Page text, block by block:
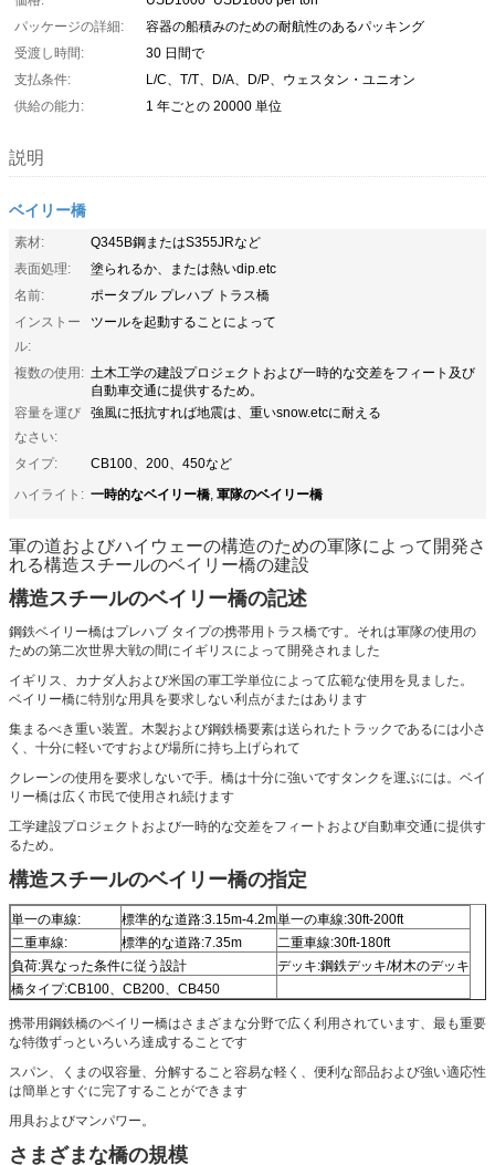
パッケージの詳細:
容器の船積みのための耐航性のあるパッキング
受渡し時間:
30 日間で
支払条件:
L/C、T/T、D/A、D/P、ウェスタン・ユニオン
供給の能力:
1 年ごとの 20000 単位
説明
ベイリー橋
素材:
Q345B鋼またはS355JRなど
表面処理:
塗られるか、または熱いdip.etc
名前:
ポータブル プレハブ トラス橋
インストー
ル:
ツールを起動することによって
複数の使用: 土木工学の建設プロジェクトおよび一時的な交差をフィート及び
自動車交通に提供するため。
容量を運び
なさい:
強風に抵抗すれば地震は、重いsnow.etcに耐える
タイプ:
CB100、200、450など
ハイライト: 一時的なベイリー橋, 軍隊のベイリー橋
軍の道およびハイウェーの構造のための軍隊によって開発さ
れる構造スチールのベイリー橋の建設
構造スチールのベイリー橋の記述
鋼鉄ベイリー橋はプレハブ タイプの携帯用トラス橋です。それは軍隊の使用の
ための第二次世界大戦の間にイギリスによって開発されました
イギリス、カナダ人および米国の軍工学単位によって広範な使用を見ました。
ベイリー橋に特別な用具を要求しない利点がまたはあります
集まるべき重い装置。木製および鋼鉄橋要素は送られたトラックであるには小さ
く、十分に軽いですおよび場所に持ち上げられて
クレーンの使用を要求しないで手。橋は十分に強いですタンクを運ぶには。ベイ
リー橋は広く市民で使用され続けます
工学建設プロジェクトおよび一時的な交差をフィートおよび自動車交通に提供す
るため。
構造スチールのベイリー橋の指定
単一の車線: 標準的な道路:3.15m-4.2m単一の車線:30ft-200ft
二重車線:
標準的な道路:7.35m
二重車線:30ft-180ft
負荷:異なった条件に従う設計
デッキ:鋼鉄デッキ/材木のデッキ
橋タイプ:CB100、CB200、CB450
携帯用鋼鉄橋のベイリー橋はさまざまな分野で広く利用されています、最も重要
な特徴ずっといろいろ達成することです
スパン、くまの収容量、分解すること容易な軽く、便利な部品および強い適応性
は簡単とすぐに完了することができます
用具およびマンパワー。
さまざまな橋の規模